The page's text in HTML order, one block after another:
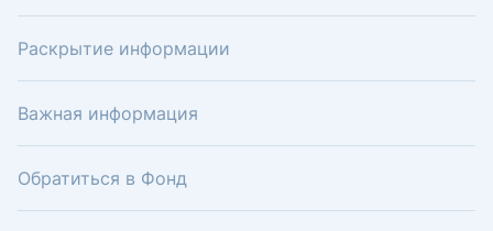
Раскрытие информации
Важная информация
Обратиться в Фонд